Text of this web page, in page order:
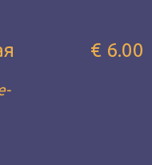
€ 6.00